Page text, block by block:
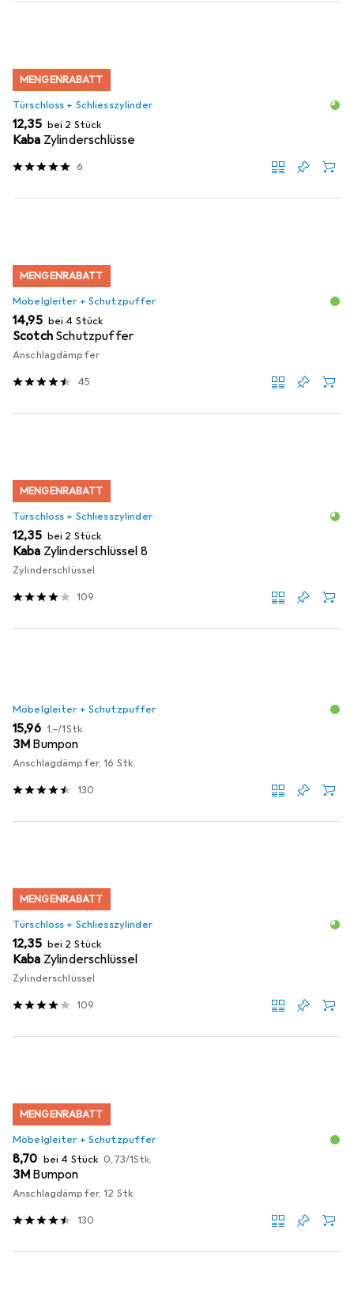
MENGENRABATT
Türschloss + Schliesszylinder
EUR
12,35 bei 2 Stück
Kaba Zylinderschlüsse
6
MENGENRABATT
Möbelgleiter + Schutzpuffer
EUR
14,95 bei 4 Stück
Scotch Schutzpuffer
Anschlagdämpfer
45
MENGENRABATT
Türschloss + Schliesszylinder
EUR
12,35 bei 2 Stück
Kaba Zylinderschlüssel 8
Zylinderschlüssel
109
Möbelgleiter + Schutzpuffer
EUR
15,96 EUR
1,–/1Stk.
3M Bumpon
Anschlagdämpfer, 16 Stk.
130
MENGENRABATT
Türschloss + Schliesszylinder
EUR
12,35 bei 2 Stück
Kaba Zylinderschlüssel
Zylinderschlüssel
109
MENGENRABATT
Möbelgleiter + Schutzpuffer
EUR
8,70 bei 4 Stück EUR
0,73/1Stk.
3M Bumpon
Anschlagdämpfer, 12 Stk.
130